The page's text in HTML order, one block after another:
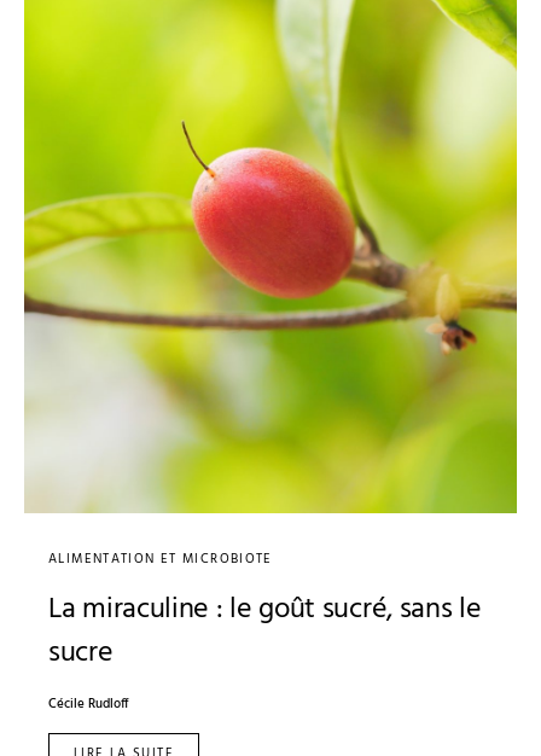
ALIMENTATION ET MICROBIOTE
La miraculine : le goût sucré, sans le
sucre
Cécile Rudloff